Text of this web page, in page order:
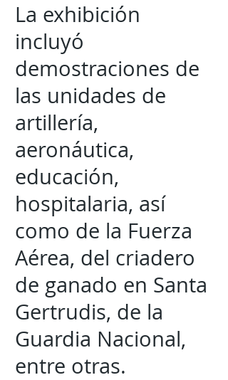
La exhibición
incluyó
demostraciones de
las unidades de
artillería,
aeronáutica,
educación,
hospitalaria, así
como de la Fuerza
Aérea, del criadero
de ganado en Santa
Gertrudis, de la
Guardia Nacional,
entre otras.